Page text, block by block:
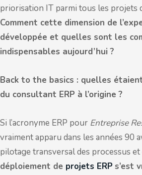
priorisation IT parmi tous les projets
Comment cette dimension de
développée et quelles sont les
indispensables aujourd’hui ?
Back to the basics : quelles
du consultant ERP à l’origine ?
Si l’acronyme ERP pour Entreprise
vraiment apparu dans les années 90
pilotage transversal des processus et
déploiement de projets ERP s’est